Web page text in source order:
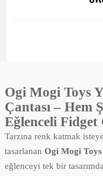
Ogi Mogi Toys
Çantası – Hem
Eğlenceli Fidget
Tarzına renk katmak
tasarlananOgi Mogi
eğlenceyi tek bir